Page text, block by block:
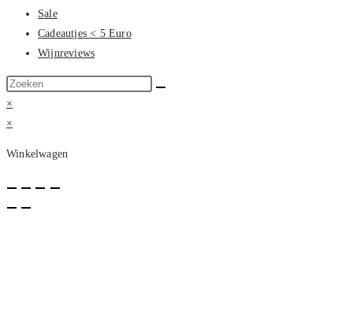
Sale
Cadeautjes < 5 Euro
Wijnreviews
Zoek
op
deze
×
×
Winkelwagen